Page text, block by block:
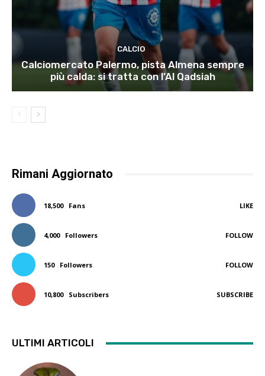
CALCIO
Calciomercato Palermo, pista Almena sempre
più calda: si tratta con l’Al Qadsiah
Rimani Aggiornato
18,500 Fans LIKE
4,000 Followers FOLLOW
150 Followers FOLLOW
10,800 Subscribers SUBSCRIBE
ULTIMI ARTICOLI